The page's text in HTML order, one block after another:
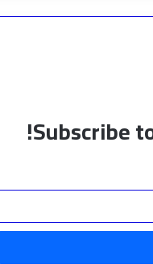
Subscribe